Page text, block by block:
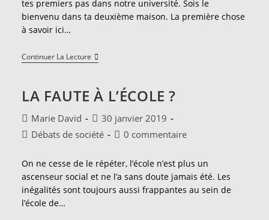
tes premiers pas dans notre université. Sois le
bienvenu dans ta deuxième maison. La première chose
à savoir ici…
Continuer La LectureRentrer
Dans
Asso
Pour
Les
Nuls
LA FAUTE À L’ÉCOLE ?
Auteur/autrice
de
Marie David
Publication
publiée :
30 janvier 2019
PostDébats de société
Commentaires
la
publication :
0 commentaire
On ne cesse de le répéter, l’école n’est plus un
ascenseur social et ne l’a sans doute jamais été. Les
inégalités sont toujours aussi frappantes au sein de
l’école de…